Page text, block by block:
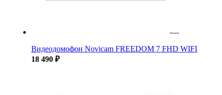
Видеодомофон Novicam FREEDOM 7 FHD WIFI
18 490 ₽